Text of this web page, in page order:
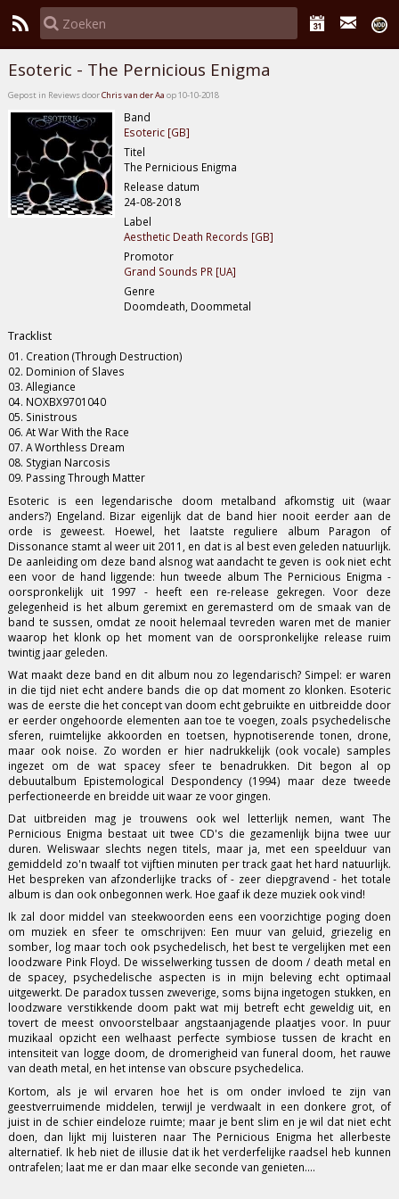
Esoteric - The Pernicious Enigma
Gepost in Reviews doorChris van der Aa op 10-10-2018
Band
Esoteric [GB]
Titel
The Pernicious Enigma
Release datum
24-08-2018
Label
Aesthetic Death Records [GB]
Promotor
Grand Sounds PR [UA]
Genre
Doomdeath, Doommetal
Tracklist
01. Creation (Through Destruction)
02. Dominion of Slaves
03. Allegiance
04. NOXBX9701040
05. Sinistrous
06. At War With the Race
07. A Worthless Dream
08. Stygian Narcosis
09. Passing Through Matter
Esoteric is een legendarische doom metalband afkomstig uit (waar
anders?) Engeland. Bizar eigenlijk dat de band hier nooit eerder aan de
orde is geweest. Hoewel, het laatste reguliere album Paragon of
Dissonance stamt al weer uit 2011, en dat is al best even geleden natuurlijk.
De aanleiding om deze band alsnog wat aandacht te geven is ook niet echt
een voor de hand liggende: hun tweede album The Pernicious Enigma -
oorspronkelijk uit 1997 - heeft een re-release gekregen. Voor deze
gelegenheid is het album geremixt en geremasterd om de smaak van de
band te sussen, omdat ze nooit helemaal tevreden waren met de manier
waarop het klonk op het moment van de oorspronkelijke release ruim
twintig jaar geleden.
Wat maakt deze band en dit album nou zo legendarisch? Simpel: er waren
in die tijd niet echt andere bands die op dat moment zo klonken. Esoteric
was de eerste die het concept van doom echt gebruikte en uitbreidde door
er eerder ongehoorde elementen aan toe te voegen, zoals psychedelische
sferen, ruimtelijke akkoorden en toetsen, hypnotiserende tonen, drone,
maar ook noise. Zo worden er hier nadrukkelijk (ook vocale) samples
ingezet om de wat spacey sfeer te benadrukken. Dit begon al op
debuutalbum Epistemological Despondency (1994) maar deze tweede
perfectioneerde en breidde uit waar ze voor gingen.
Dat uitbreiden mag je trouwens ook wel letterlijk nemen, want The
Pernicious Enigma bestaat uit twee CD's die gezamenlijk bijna twee uur
duren. Weliswaar slechts negen titels, maar ja, met een speelduur van
gemiddeld zo'n twaalf tot vijftien minuten per track gaat het hard natuurlijk.
Het bespreken van afzonderlijke tracks of - zeer diepgravend - het totale
album is dan ook onbegonnen werk. Hoe gaaf ik deze muziek ook vind!
Ik zal door middel van steekwoorden eens een voorzichtige poging doen
om muziek en sfeer te omschrijven: Een muur van geluid, griezelig en
somber, log maar toch ook psychedelisch, het best te vergelijken met een
loodzware Pink Floyd. De wisselwerking tussen de doom / death metal en
de spacey, psychedelische aspecten is in mijn beleving echt optimaal
uitgewerkt. De paradox tussen zweverige, soms bijna ingetogen stukken, en
loodzware verstikkende doom pakt wat mij betreft echt geweldig uit, en
tovert de meest onvoorstelbaar angstaanjagende plaatjes voor. In puur
muzikaal opzicht een welhaast perfecte symbiose tussen de kracht en
intensiteit van logge doom, de dromerigheid van funeral doom, het rauwe
van death metal, en het intense van obscure psychedelica.
Kortom, als je wil ervaren hoe het is om onder invloed te zijn van
geestverruimende middelen, terwijl je verdwaalt in een donkere grot, of
juist in de schier eindeloze ruimte; maar je bent slim en je wil dat niet echt
doen, dan lijkt mij luisteren naar The Pernicious Enigma het allerbeste
alternatief. Ik heb niet de illusie dat ik het verderfelijke raadsel heb kunnen
ontrafelen; laat me er dan maar elke seconde van genieten....